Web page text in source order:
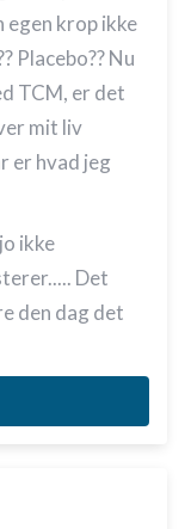
egen krop ikke
Placebo?? Nu
TCM, er det
mit liv
er hvad jeg
ikke
Det
den dag det